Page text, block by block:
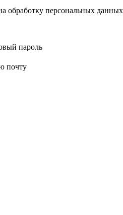
обработку персональных
пароль
почту